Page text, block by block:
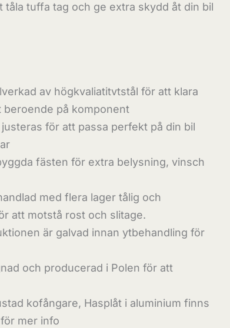
tåla tuffa tag och ge extra skydd åt din bil
av högkvaliatitvtstål för att klara
beroende på komponent
justeras för att passa perfekt på din bil
fästen för extra belysning, vinsch
med flera lager tålig och
att motstå rost och slitage.
är galvad innan ytbehandling för
och producerad i Polen för att
kofångare, Hasplåt i aluminium finns
mer info